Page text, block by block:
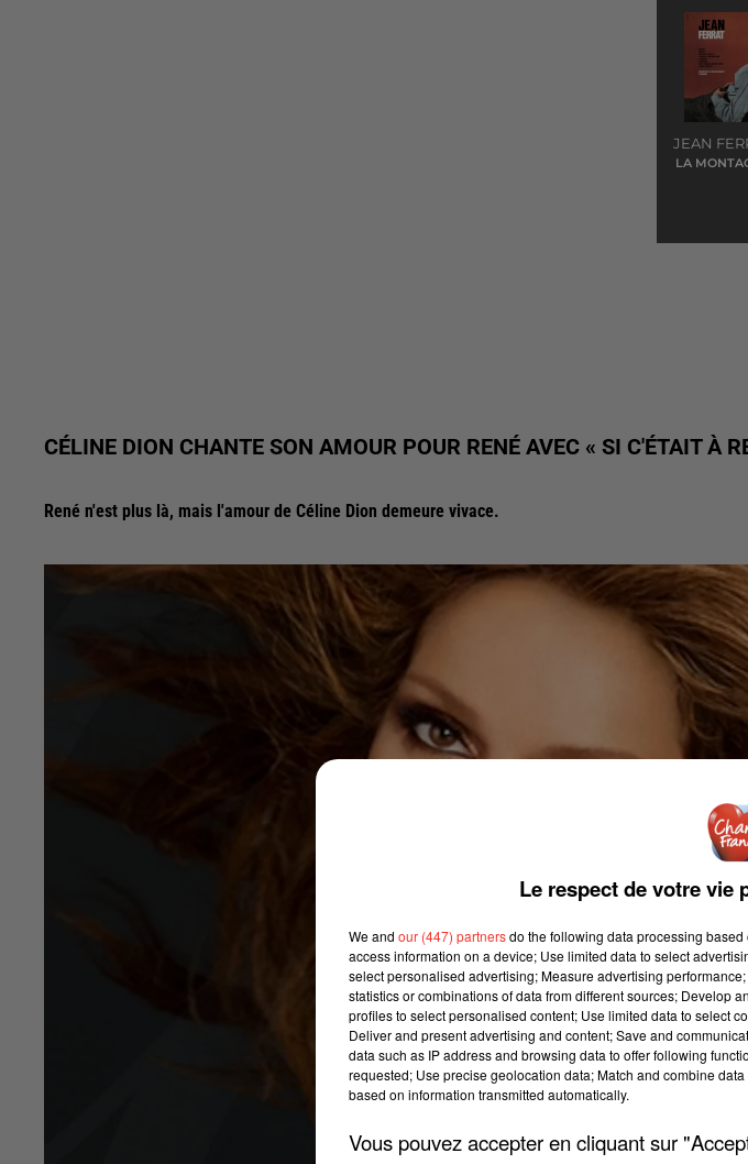
JEAN
LA
CÉLINE DION CHANTE SON AMOUR POUR RENÉ AVEC « SI C'ÉTAIT À
René n'est plus là, mais l'amour de Céline Dion demeure vivace.
Le respect de votre vie
We and our (447) partnersdo the following data processing
access information on a device; Use limited data to select
select personalised advertising; Measure advertising
statistics or combinations of data from different sources; Develop
profiles to select personalised content; Use limited data to select
Deliver and present advertising and content; Save and
data such as IP address and browsing data to offer following
requested; Use precise geolocation data; Match and combine
based on information transmitted automatically.
Vous pouvez accepter en cliquant sur